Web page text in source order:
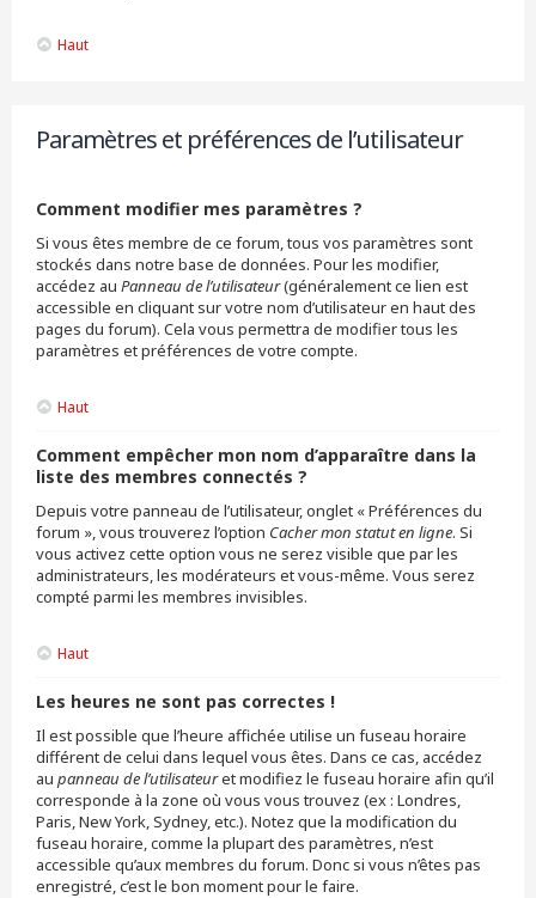
Haut
Paramètres et préférences de l’utilisateur
Comment modifier mes paramètres ?
Si vous êtes membre de ce forum, tous vos paramètres sont
stockés dans notre base de données. Pour les modifier,
accédez au Panneau de l’utilisateur(généralement ce lien est
accessible en cliquant sur votre nom d’utilisateur en haut des
pages du forum). Cela vous permettra de modifier tous les
paramètres et préférences de votre compte.
Haut
Comment empêcher mon nom d’apparaître dans la
liste des membres connectés ?
Depuis votre panneau de l’utilisateur, onglet « Préférences du
forum », vous trouverez l’option Cacher mon statut en ligne. Si
vous activez cette option vous ne serez visible que par les
administrateurs, les modérateurs et vous-même. Vous serez
compté parmi les membres invisibles.
Haut
Les heures ne sont pas correctes !
Il est possible que l’heure affichée utilise un fuseau horaire
différent de celui dans lequel vous êtes. Dans ce cas, accédez
au panneau de l’utilisateuret modifiez le fuseau horaire afin qu’il
corresponde à la zone où vous vous trouvez (ex : Londres,
Paris, New York, Sydney, etc.). Notez que la modification du
fuseau horaire, comme la plupart des paramètres, n’est
accessible qu’aux membres du forum. Donc si vous n’êtes pas
enregistré, c’est le bon moment pour le faire.